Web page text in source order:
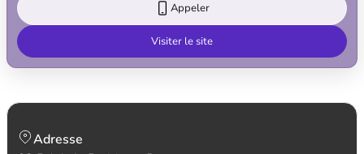
Appeler
Visiter le site
Adresse